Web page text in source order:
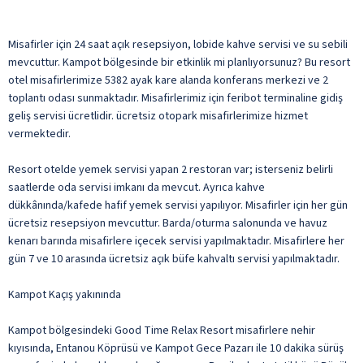
Misafirler için 24 saat açık resepsiyon, lobide kahve servisi ve su sebili
mevcuttur. Kampot bölgesinde bir etkinlik mi planlıyorsunuz? Bu resort
otel misafirlerimize 5382 ayak kare alanda konferans merkezi ve 2
toplantı odası sunmaktadır. Misafirlerimiz için feribot terminaline gidiş
geliş servisi ücretlidir. ücretsiz otopark misafirlerimize hizmet
vermektedir.
Resort otelde yemek servisi yapan 2 restoran var; isterseniz belirli
saatlerde oda servisi imkanı da mevcut. Ayrıca kahve
dükkânında/kafede hafif yemek servisi yapılıyor. Misafirler için her gün
ücretsiz resepsiyon mevcuttur. Barda/oturma salonunda ve havuz
kenarı barında misafirlere içecek servisi yapılmaktadır. Misafirlere her
gün 7 ve 10 arasında ücretsiz açık büfe kahvaltı servisi yapılmaktadır.
Kampot Kaçış yakınında
Kampot bölgesindeki Good Time Relax Resort misafirlere nehir
kıyısında, Entanou Köprüsü ve Kampot Gece Pazarı ile 10 dakika sürüş